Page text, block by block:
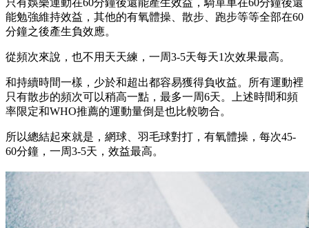
只有娛樂運動在60分鐘後還能產生效益，騎單車在60分鐘後還
能勉強維持效益，其他的有氧體操、散步、跑步等等全部在60
分鐘之後產生負效應。
從頻次來說，也不用天天練，一周3-5天每天1次效果最高。
和持續時間一樣，少於和超出都容易獲得負收益。所有運動裡
只有散步的頻次可以稍高一點，最多一周6天。上述時間和頻
率限定和WHO推薦的運動量倒是也比較吻合。
所以總結起來就是，網球、羽毛球對打，有氧體操，每次45-
60分鐘，一周3-5天，效益最高。